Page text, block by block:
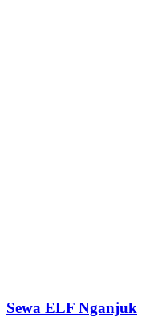
Sewa ELF Nganjuk